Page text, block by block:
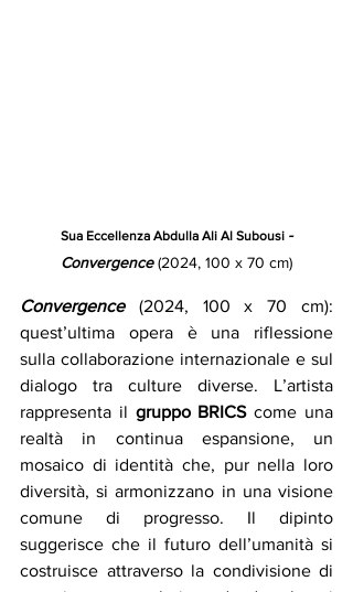
Sua Eccellenza Abdulla Ali Al Subousi -
Convergence (2024, 100 x 70 cm)
Convergence
(2024, 100 x 70 cm):
quest’ultima opera è una riflessione
sulla collaborazione internazionale e sul
dialogo tra culture diverse. L’artista
rappresenta il gruppo BRICS come una
realtà in continua espansione, un
mosaico di identità che, pur nella loro
diversità, si armonizzano in una visione
comune di progresso. Il dipinto
suggerisce che il futuro dell’umanità si
costruisce attraverso la condivisione di